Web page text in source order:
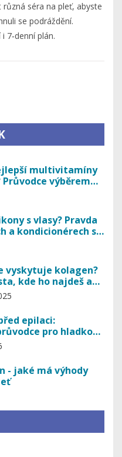
séra na pleť, abyste
se podráždění.
7‑denní plán.
multivitamíny
Průvodce výběrem
a potřeb
s vlasy? Pravda
a kondicionérech s
vyskytuje kolagen?
kde ho najdeš a
epilaci:
pro hladkou
- jaké má výhody